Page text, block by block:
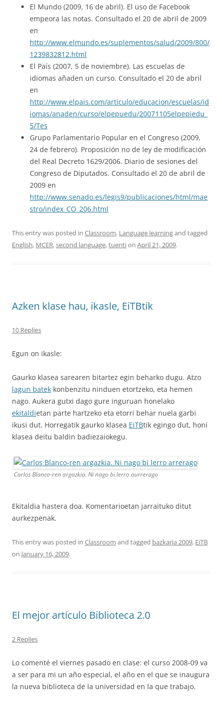
El Mundo (2009, 16 de abril). El uso de Facebook
empeora las notas. Consultado el 20 de abril de 2009
en
http://www.elmundo.es/suplementos/salud/2009/800/
1239832812.html
El País (2007, 5 de noviembre). Las escuelas de
idiomas añaden un curso. Consultado el 20 de abril
en
http://www.elpais.com/articulo/educacion/escuelas/id
iomas/anaden/curso/elpepuedu/20071105elpepiedu_
5/Tes
Grupo Parlamentario Popular en el Congreso (2009,
24 de febrero). Proposición no de ley de modificación
del Real Decreto 1629/2006. Diario de sesiones del
Congreso de Diputados. Consultado el 20 de abril de
2009 en
http://www.senado.es/legis9/publicaciones/html/mae
stro/index_CO_206.html
This entry was posted in Classroom, Language learningand tagged
English, MCER,second language,tuention April 21, 2009.
Azken klase hau, ikasle, EiTBtik
10 Replies
Egun on ikasle:
Gaurko klasea sarearen bitartez egin beharko dugu. Atzo
lagun batek konbenzitu ninduen etortzeko, eta hemen
nago. Aukera gutxi dago gure inguruan honelako
ekitaldietan parte hartzeko eta etorri behar nuela garbi
ikusi dut. Horregatik gaurko klasea EiTBtik egingo dut, honi
klasea deitu baldin badiezaiokegu.
Carlos Blanco-ren argazkia. Ni nago bi lerro aurrerago
Ekitaldia hastera doa. Komentarioetan jarraituko ditut
aurkezpenak.
This entry was posted in Classroom and tagged bazkaria 2009, EiTB
on January 16, 2009.
El mejor artículo Biblioteca 2.0
2 Replies
Lo comenté el viernes pasado en clase: el curso 2008-09 va
a ser para mi un año especial, el año en el que se inaugura
la nueva biblioteca de la universidad en la que trabajo.